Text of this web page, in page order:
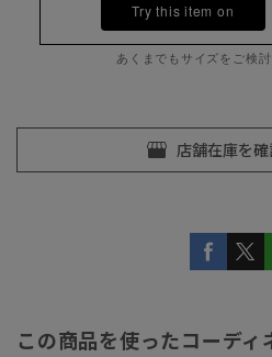
Try this item on
あくまでもサイズをご検
この商品を使ったコーディ